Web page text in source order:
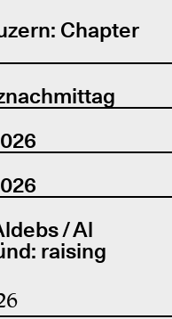
Chapter
/ Al
raising